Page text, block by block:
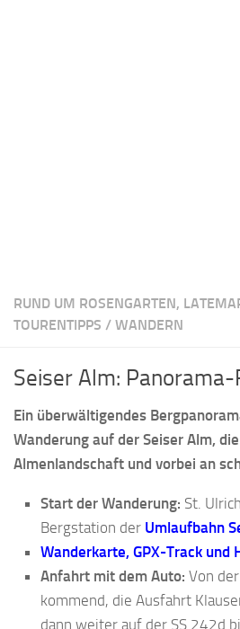
RUND UM ROSENGARTEN,
TOURENTIPPS / WANDERN
Seiser Alm:
Ein überwältigendes
Wanderung auf der Seiser Alm,
Almenlandschaft und vorbei an
Start der Wanderung: St.
Bergstation der Umlaufbahn
Wanderkarte, GPX-Track und
Anfahrt mit dem Auto: Von
kommend, die Ausfahrt
dann weiter auf der SS 242d